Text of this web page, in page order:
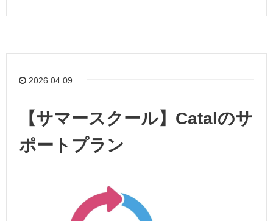
2026.04.09
【サマースクール】Catalのサ
ポートプラン